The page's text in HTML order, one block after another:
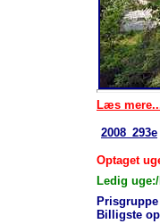
Læs
2008_293e
Optaget
Ledig uge:/
Billigste